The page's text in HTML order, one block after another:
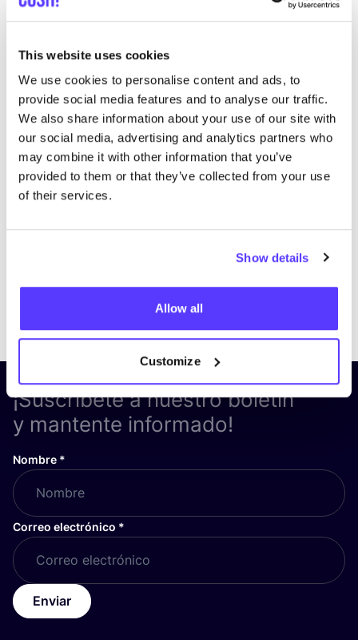
This website uses cookies
We use cookies to personalise content and ads, to
provide social media features and to analyse our traffic.
We also share information about your use of our site with
our social media, advertising and analytics partners who
may combine it with other information that you’ve
provided to them or that they’ve collected from your use
of their services.
Show details
Allow all
Customize
¡Suscríbete a nuestro boletín
y mantente informado!
Nombre *
Correo electrónico *
Enviar